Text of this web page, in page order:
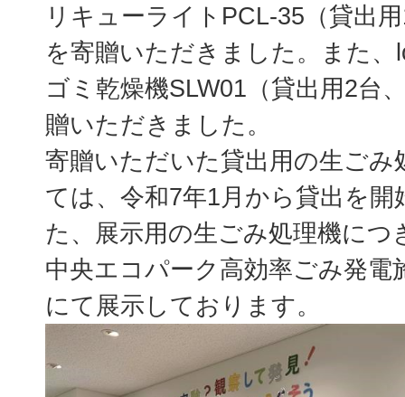
リキューライトPCL-35（貸出
を寄贈いただきました。また、
ゴミ乾燥機SLW01（貸出用2台
贈いただきました。
寄贈いただいた貸出用の生ごみ
ては、令和7年1月から貸出を
た、展示用の生ごみ処理機につ
中央エコパーク高効率ごみ発電
にて展示しております。